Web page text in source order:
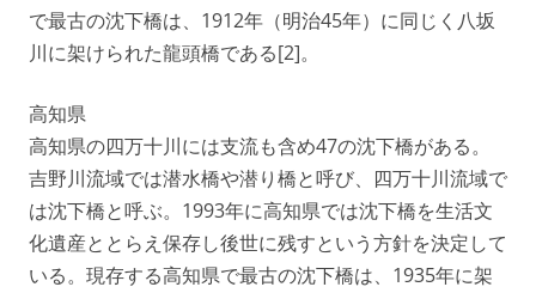
で最古の沈下橋は、1912年（明治45年）に同じく八坂
川に架けられた龍頭橋である[2]。
高知県
高知県の四万十川には支流も含め47の沈下橋がある。
吉野川流域では潜水橋や潜り橋と呼び、四万十川流域で
は沈下橋と呼ぶ。1993年に高知県では沈下橋を生活文
化遺産ととらえ保存し後世に残すという方針を決定して
いる。現存する高知県で最古の沈下橋は、1935年に架